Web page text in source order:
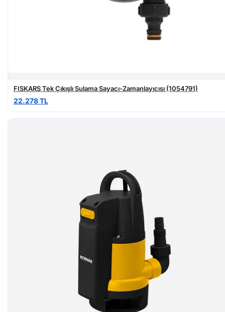
FISKARS Tek Çıkışlı Sulama Sayacı-Zamanlayıcısı (1054791)
22.278 TL